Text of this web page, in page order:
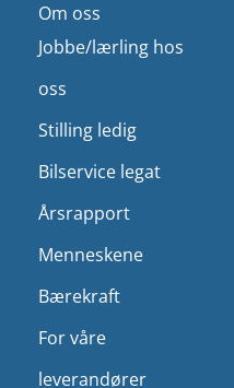
Om oss
Jobbe/lærling hos
oss
Stilling ledig
Bilservice legat
Årsrapport
Menneskene
Bærekraft
For våre
leverandører